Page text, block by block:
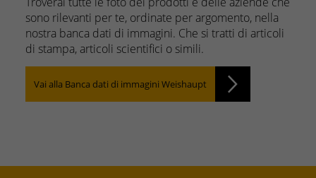
sono rilevanti per te, ordinate per argomento, nella
nostra banca dati di immagini. Che si tratti di articoli
di stampa, articoli scientifici o simili.
Vai alla Banca dati di immagini Weishaupt